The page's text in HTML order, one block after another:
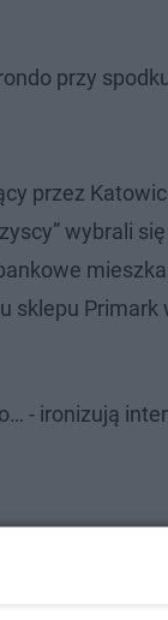
przy
przez
wybrali
sklepu Primark
- ironizują